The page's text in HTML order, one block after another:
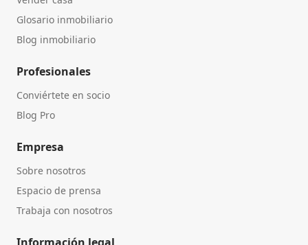
Glosario inmobiliario
Blog inmobiliario
Profesionales
Conviértete en socio
Blog Pro
Empresa
Sobre nosotros
Espacio de prensa
Trabaja con nosotros
Información legal